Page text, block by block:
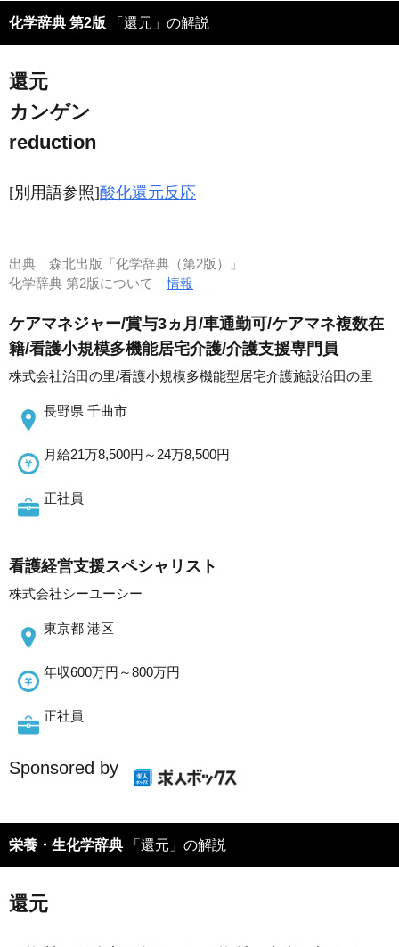
化学辞典 第2版 「還元」の解説
還元
カンゲン
reduction
[別用語参照]酸化還元反応
出典 森北出版「化学辞典（第2版）」
化学辞典 第2版について情報
ケアマネジャー/賞与3ヵ月/車通勤可/ケアマネ複数在
籍/看護小規模多機能居宅介護/介護支援専門員
株式会社治田の里/看護小規模多機能型居宅介護施設治田の里
長野県 千曲市
月給21万8,500円～24万8,500円
正社員
看護経営支援スペシャリスト
株式会社シーユーシー
東京都 港区
年収600万円～800万円
正社員
Sponsored by
栄養・生化学辞典 「還元」の解説
還元